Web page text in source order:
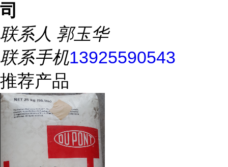
司
联系人 郭玉华
联系手机13925590543
推荐产品